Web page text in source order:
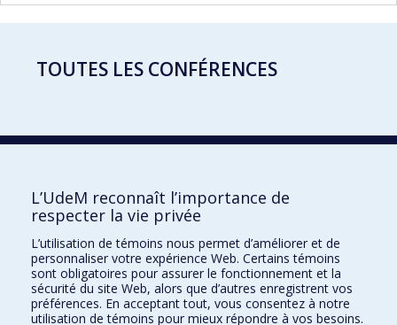
TOUTES LES CONFÉRENCES
Voir
École d'optométrie
3744 Jean-Brillant
Local 260-9
Montréal (Qc) H3T 1P1
L’UdeM reconnaît l’importance de
respecter la vie privée
L’utilisation de témoins nous permet d’améliorer et de
personnaliser votre expérience Web. Certains témoins
sont obligatoires pour assurer le fonctionnement et la
sécurité du site Web, alors que d’autres enregistrent vos
préférences. En acceptant tout, vous consentez à notre
utilisation de témoins pour mieux répondre à vos besoins.